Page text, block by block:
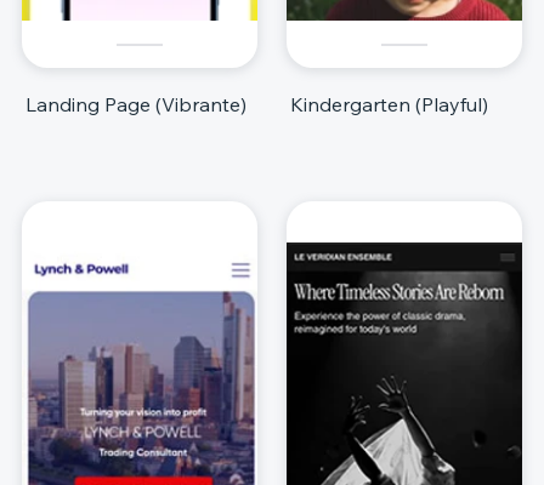
Landing Page (Vibrante) Kindergarten (Playful)